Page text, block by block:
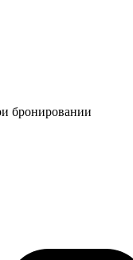
бронировании